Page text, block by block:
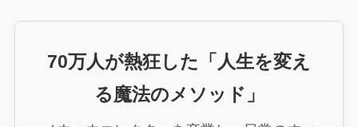
70万人が熱狂した「人生を変え
る魔法のメソッド」